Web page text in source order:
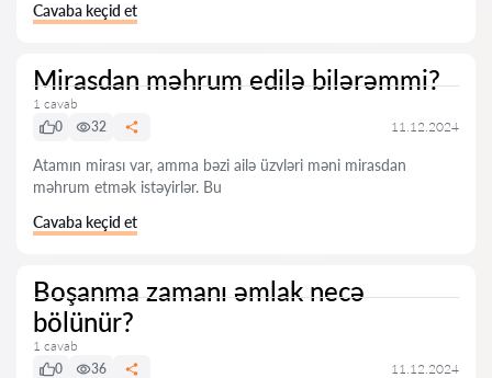
Cavaba keçid et
Mirasdan məhrum edilə bilərəmmi?
1 cavab
0
32 11.12.2024
Atamın mirası var, amma bəzi ailə üzvləri məni mirasdan
məhrum etmək istəyirlər. Bu
Cavaba keçid et
Boşanma zamanı əmlak necə
bölünür?
1 cavab
0
36 11.12.2024